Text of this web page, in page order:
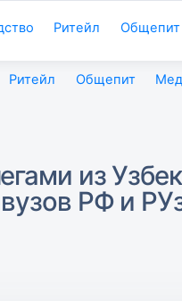
Ритейл Общепит
Ритейл Общепит
из
РФ и